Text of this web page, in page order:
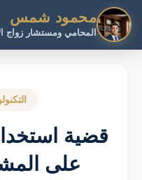
محمود شمس
المحامي ومستشار زواج
قضية
على